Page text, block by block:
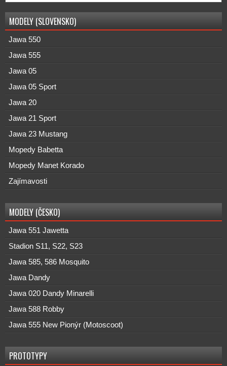
MODELY (SLOVENSKO)
Jawa 550
Jawa 555
Jawa 05
Jawa 05 Sport
Jawa 20
Jawa 21 Sport
Jawa 23 Mustang
Mopedy Babetta
Mopedy Manet Korado
Zajímavosti
MODELY (ČESKO)
Jawa 551 Jawetta
Stadion S11, S22, S23
Jawa 585, 586 Mosquito
Jawa Dandy
Jawa 020 Dandy Minarelli
Jawa 588 Robby
Jawa 555 New Pionýr (Motoscoot)
PROTOTYPY